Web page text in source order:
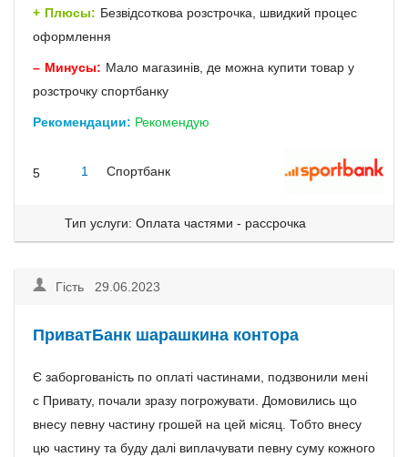
Плюсы: Безвідсоткова розстрочка, швидкий процес
оформлення
Минусы: Мало магазинів, де можна купити товар у
розстрочку спортбанку
Рекомендации: Рекомендую
5 1 Спортбанк
Тип услуги: Оплата частями - рассрочка
Гість 29.06.2023
ПриватБанк шарашкина контора
Є заборгованість по оплаті частинами, подзвонили мені
с Привату, почали зразу погрожувати. Домовились що
внесу певну частину грошей на цей місяц. Тобто внесу
цю частину та буду далі виплачувати певну суму кожного